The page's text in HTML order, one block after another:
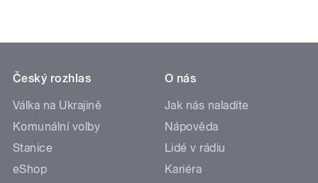
Český rozhlas
Válka na Ukrajině
Komunální volby
Stanice
eShop
O nás
Jak nás naladíte
Nápověda
Lidé v rádiu
Kariéra